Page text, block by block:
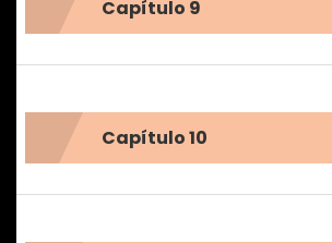
el pasado y abrirse de nuevo al mundo.
Capítulo 9
Capítulo 10